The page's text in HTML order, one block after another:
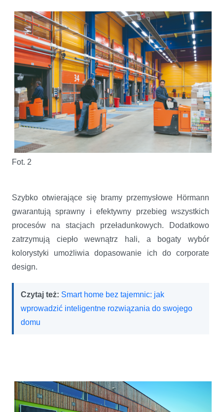
Fot. 2
Szybko otwierające się bramy przemysłowe Hörmann
gwarantują sprawny i efektywny przebieg wszystkich
procesów na stacjach przeładunkowych. Dodatkowo
zatrzymują ciepło wewnątrz hali, a bogaty wybór
kolorystyki umożliwia dopasowanie ich do corporate
design.
Czytaj też: Smart home bez tajemnic: jak
wprowadzić inteligentne rozwiązania do swojego
domu